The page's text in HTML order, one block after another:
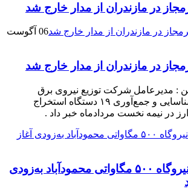
06 آگوست
: مدیرعامل شرکت توزیع نیروی برق
مازندران از شناسایی و جمع‌آوری ۱۹ دستگاه استخراج
در نیمه نخست مردادماه خبر داد .
فاز نخست نیروگاه ۵۰۰ مگاواتی محمودآباد به‌زودی